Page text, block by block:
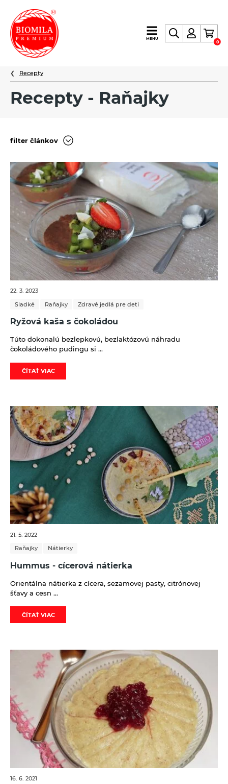
výroba
a
nielen
MENU
0
Recepty
Recepty - Raňajky
filter článkov
22. 3. 2023
Sladké
Raňajky Zdravé jedlá pre deti
Ryžová kaša s čokoládou
Túto dokonalú bezlepkovú, bezlaktózovú náhradu
čokoládového pudingu si ...
ČÍTAŤ VIAC
21. 5. 2022
Raňajky
Nátierky
Hummus - cícerová nátierka
Orientálna nátierka z cícera, sezamovej pasty, citrónovej
šťavy a cesn ...
ČÍTAŤ VIAC
16. 6. 2021